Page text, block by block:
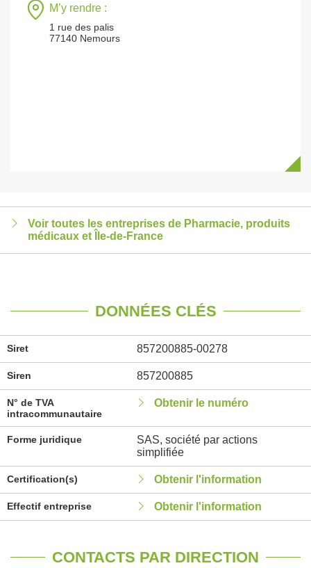
M’y rendre :
1 rue des palis
77140 Nemours
Voir toutes les entreprises de Pharmacie, produits
médicaux et Île-de-France
DONNÉES CLÉS
Siret 857200885-00278
Siren 857200885
N° de TVA
intracommunautaire
Obtenir le numéro
Forme juridique
SAS, société par actions
simplifiée
Certification(s) Obtenir l'information
Effectif entreprise Obtenir l'information
CONTACTS PAR DIRECTION